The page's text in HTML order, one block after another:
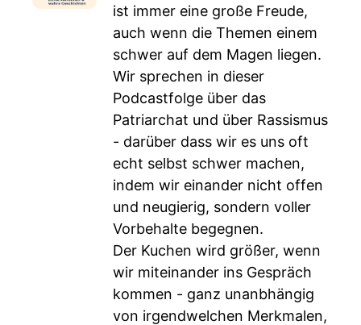
ist immer eine große Freude,
auch wenn die Themen einem
schwer auf dem Magen liegen.
Wir sprechen in dieser
Podcastfolge über das
Patriarchat und über Rassismus
- darüber dass wir es uns oft
echt selbst schwer machen,
indem wir einander nicht offen
und neugierig, sondern voller
Vorbehalte begegnen.
Der Kuchen wird größer, wenn
wir miteinander ins Gespräch
kommen - ganz unanbhängig
von irgendwelchen Merkmalen,